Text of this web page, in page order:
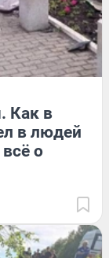
Как в
в людей
о